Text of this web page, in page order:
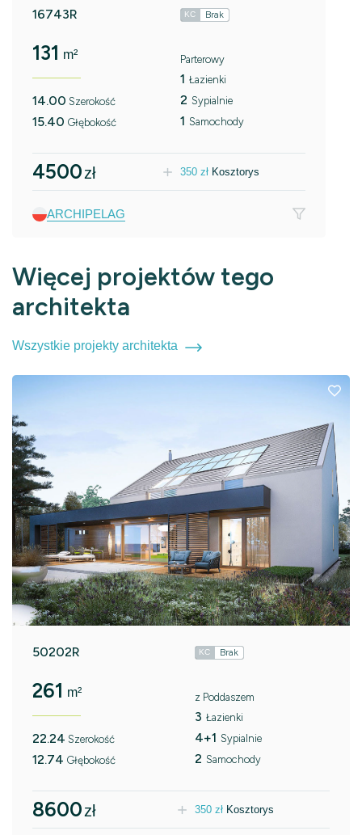
16743R KC Brak
131 m²
14.00 Szerokość
15.40 Głębokość
Parterowy
1 Łazienki
2 Sypialnie
1 Samochody
4500zł 350 zł Kosztorys
ARCHIPELAG
Więcej projektów tego
architekta
Wszystkie projekty architekta
50202R KC Brak
261 m²
22.24 Szerokość
12.74 Głębokość
z Poddaszem
3 Łazienki
4+1 Sypialnie
2 Samochody
8600zł 350 zł Kosztorys